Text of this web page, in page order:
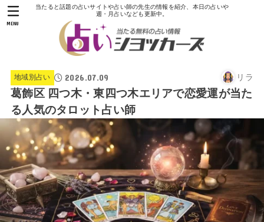
当たると話題の占いサイトや占い師の先生の情報を紹介、本日の占いや
週・月占いなども更新中。
MENU
地域別占い 2026.07.09 リラ
葛飾区 四つ木・東四つ木エリアで恋愛運が当た
る人気のタロット占い師